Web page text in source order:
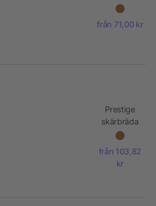
med
handtag,
av
från 71,00 kr
Prestige
skärbräda
av
akaciaträ,
med
brödkniv
från 103,82
kr